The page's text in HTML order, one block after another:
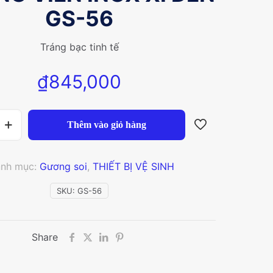
GS-56
Tráng bạc tinh tế
₫845,000
Thêm vào giỏ hàng
SKU: GS-56
mục: Gương soi, THIẾT BỊ VỆ SINH
Share